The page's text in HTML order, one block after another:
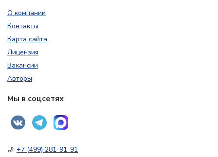
О компании
Контакты
Карта сайта
Лицензия
Вакансии
Авторы
Мы в соцсетях
+7 (499) 281-91-91